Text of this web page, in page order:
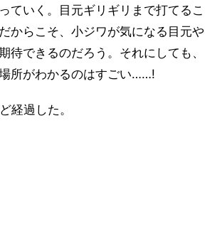
ていく。目元ギリギリまで打てるこ
からこそ、小ジワが気になる目元や
待できるのだろう。それにしても、
所がわかるのはすごい……!
経過した。